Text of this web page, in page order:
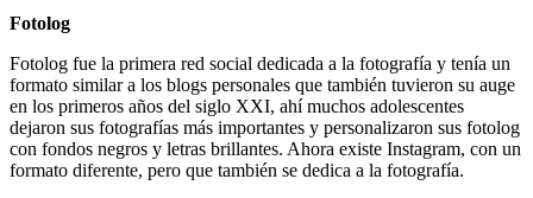
Fotolog
Fotolog fue la primera red social dedicada a la fotografía y tenía un
formato similar a los blogs personales que también tuvieron su auge
en los primeros años del siglo XXI, ahí muchos adolescentes
dejaron sus fotografías más importantes y personalizaron sus fotolog
con fondos negros y letras brillantes. Ahora existe Instagram, con un
formato diferente, pero que también se dedica a la fotografía.